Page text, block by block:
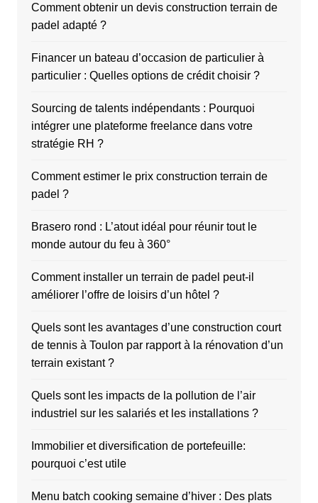
Comment obtenir un devis construction terrain de
padel adapté ?
Financer un bateau d’occasion de particulier à
particulier : Quelles options de crédit choisir ?
Sourcing de talents indépendants : Pourquoi
intégrer une plateforme freelance dans votre
stratégie RH ?
Comment estimer le prix construction terrain de
padel ?
Brasero rond : L’atout idéal pour réunir tout le
monde autour du feu à 360°
Comment installer un terrain de padel peut-il
améliorer l’offre de loisirs d’un hôtel ?
Quels sont les avantages d’une construction court
de tennis à Toulon par rapport à la rénovation d’un
terrain existant ?
Quels sont les impacts de la pollution de l’air
industriel sur les salariés et les installations ?
Immobilier et diversification de portefeuille:
pourquoi c’est utile
Menu batch cooking semaine d’hiver : Des plats